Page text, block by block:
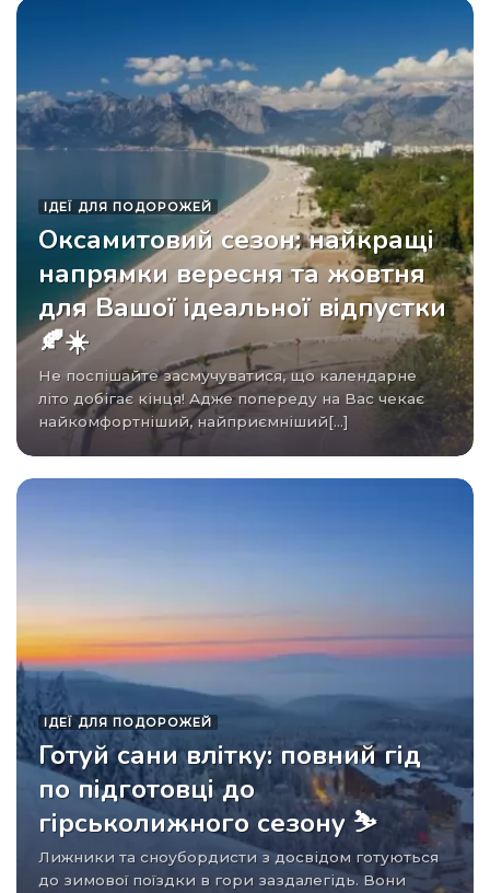
ІДЕЇ ​​ДЛЯ ПОДОРОЖЕЙ
Оксамитовий сезон: найкращі
напрямки вересня та жовтня
для Вашої ідеальної відпустки
🍂☀️
Не поспішайте засмучуватися, що календарне
літо добігає кінця! Адже попереду на Вас чекає
найкомфортніший, найприємніший[...]
ІДЕЇ ​​ДЛЯ ПОДОРОЖЕЙ
Готуй сани влітку: повний гід
по підготовці до
гірськолижного сезону ⛷️
Лижники та сноубордисти з досвідом готуються
до зимової поїздки в гори заздалегідь. Вони